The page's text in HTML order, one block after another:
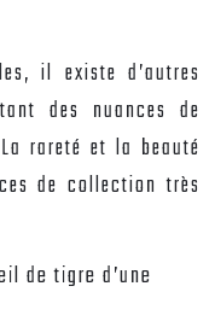
il existe d’autres
des nuances de
rareté et la beauté
de collection très
de tigre d’une